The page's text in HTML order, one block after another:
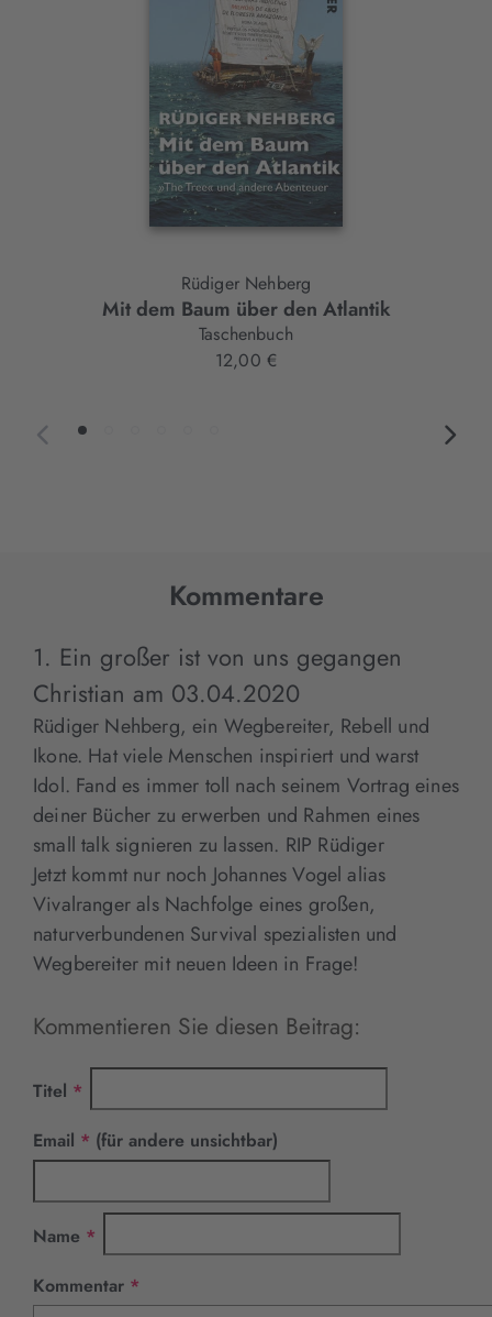
Rüdiger Nehberg
Mit dem Baum über den Atlantik
Taschenbuch
12,00 €
Kommentare
1. Ein großer ist von uns gegangen
Christian am 03.04.2020
Rüdiger Nehberg, ein Wegbereiter, Rebell und
Ikone. Hat viele Menschen inspiriert und warst
Idol. Fand es immer toll nach seinem Vortrag eines
deiner Bücher zu erwerben und Rahmen eines
small talk signieren zu lassen. RIP Rüdiger
Jetzt kommt nur noch Johannes Vogel alias
Vivalranger als Nachfolge eines großen,
naturverbundenen Survival spezialisten und
Wegbereiter mit neuen Ideen in Frage!
Kommentieren Sie diesen Beitrag:
Titel *
Email * Pflichtfeld
(für andere unsichtbar)
Name *
Kommentar *